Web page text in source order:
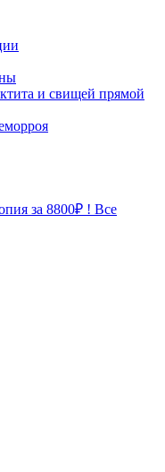
и свищей прямой
за 8800₽ ! Все